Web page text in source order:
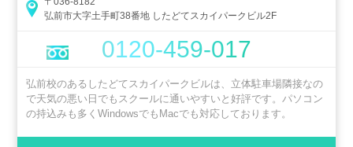
弘前市大字土手町38番地 したどてスカイパークビル2F
0120-459-017
弘前校のあるしたどてスカイパークビルは、立体駐車場隣接なの
で天気の悪い日でもスクールに通いやすいと好評です。パソコン
の持込みも多くWindowsでもMacでも対応しております。